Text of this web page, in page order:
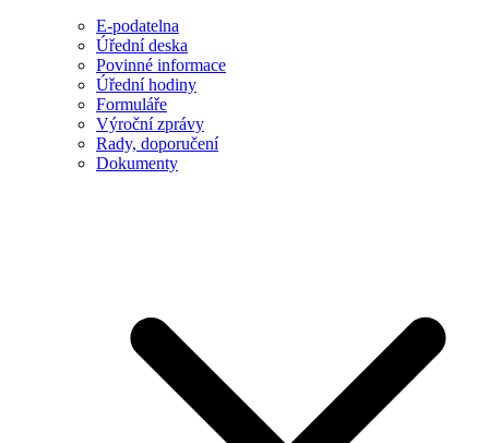
E-podatelna
Úřední deska
Povinné informace
Úřední hodiny
Formuláře
Výroční zprávy
Rady, doporučení
Dokumenty